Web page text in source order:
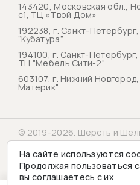
143420, Московская обл.,
с1, ТЦ «Твой Дом»
192238, г. Санкт-
“Кубатура”
194100, г. Санкт-
ТЦ "Мебель Сити-2"
603107, г. Нижний
Материк"
© 2019-2026. Шерсть и
Политика
На сайте используются
Продолжая пользоваться
вы соглашаетесь с их